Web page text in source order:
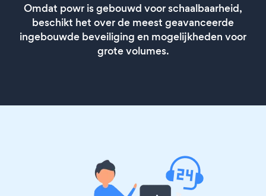
Omdat powr is gebouwd voor schaalbaarheid,
beschikt het over de meest geavanceerde
ingebouwde beveiliging en mogelijkheden voor
grote volumes.